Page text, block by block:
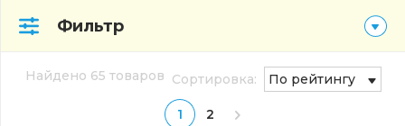
Фильтр
Найдено 65 товаров
1 2
Сортировка: По рейтингу